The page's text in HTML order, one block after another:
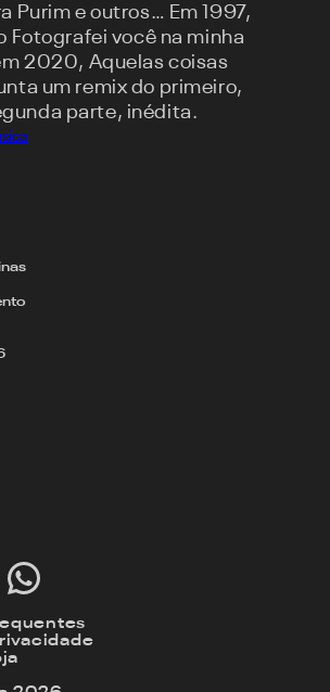
Purim e outros… Em 1997,
Fotografei você na minha
2020, Aquelas coisas
um remix do primeiro,
parte, inédita.
WhatsApp